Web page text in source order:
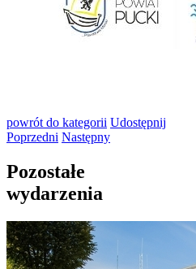
powrót do kategorii Udostępnij
Poprzedni Następny
Pozostałe
wydarzenia